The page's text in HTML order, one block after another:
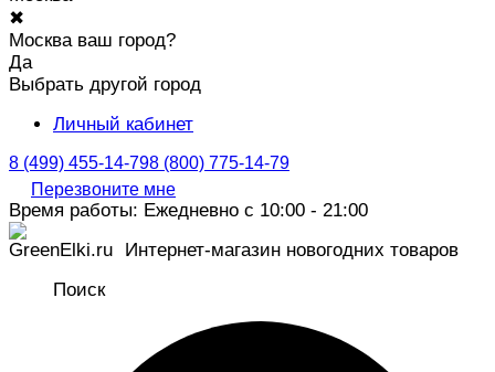
✖
Москва ваш город?
Да
Выбрать другой город
Личный кабинет
8 (499) 455-14-798 (800) 775-14-79
Перезвоните мне
Время работы: Ежедневно с 10:00 - 21:00
Интернет-магазин новогодних товаров
Поиск